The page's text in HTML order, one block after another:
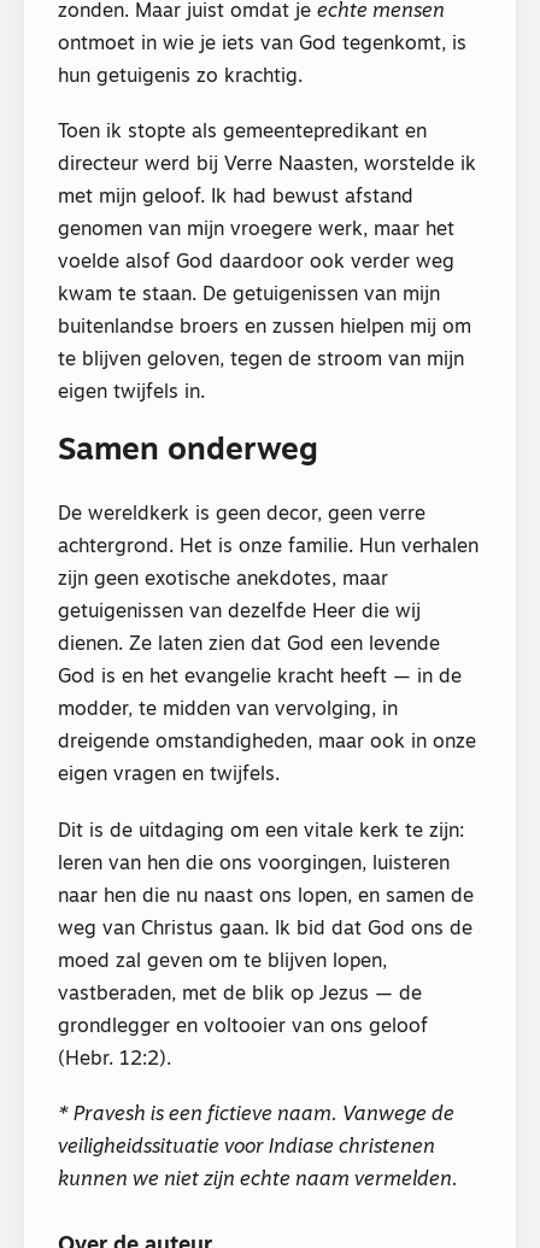
zonden. Maar juist omdat je echte mensen
ontmoet in wie je iets van God tegenkomt, is
hun getuigenis zo krachtig.
Toen ik stopte als gemeentepredikant en
directeur werd bij Verre Naasten, worstelde ik
met mijn geloof. Ik had bewust afstand
genomen van mijn vroegere werk, maar het
voelde alsof God daardoor ook verder weg
kwam te staan. De getuigenissen van mijn
buitenlandse broers en zussen hielpen mij om
te blijven geloven, tegen de stroom van mijn
eigen twijfels in.
Samen onderweg
De wereldkerk is geen decor, geen verre
achtergrond. Het is onze familie. Hun verhalen
zijn geen exotische anekdotes, maar
getuigenissen van dezelfde Heer die wij
dienen. Ze laten zien dat God een levende
God is en het evangelie kracht heeft — in de
modder, te midden van vervolging, in
dreigende omstandigheden, maar ook in onze
eigen vragen en twijfels.
Dit is de uitdaging om een vitale kerk te zijn:
leren van hen die ons voorgingen, luisteren
naar hen die nu naast ons lopen, en samen de
weg van Christus gaan. Ik bid dat God ons de
moed zal geven om te blijven lopen,
vastberaden, met de blik op Jezus — de
grondlegger en voltooier van ons geloof
(Hebr. 12:2).
* Pravesh is een fictieve naam. Vanwege de
veiligheidssituatie voor Indiase christenen
kunnen we niet zijn echte naam vermelden.